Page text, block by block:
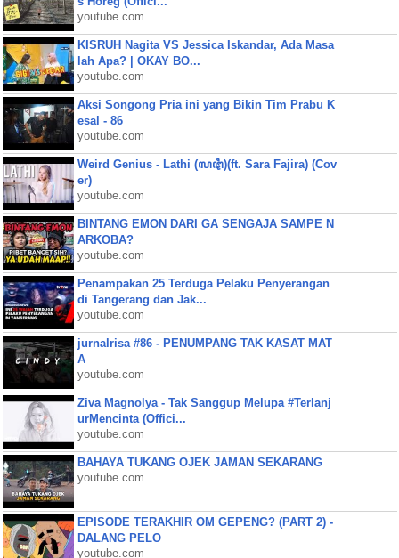
youtube.com
KISRUH Nagita VS Jessica Iskandar, Ada Masa
lah Apa? | OKAY BO...
youtube.com
Aksi Songong Pria ini yang Bikin Tim Prabu K
esal - 86
youtube.com
Weird Genius - Lathi (ꦭꦛꦶ)(ft. Sara Fajira) (Cov
er)
youtube.com
BINTANG EMON DARI GA SENGAJA SAMPE N
ARKOBA?
youtube.com
Penampakan 25 Terduga Pelaku Penyerangan
di Tangerang dan Jak...
youtube.com
jurnalrisa #86 - PENUMPANG TAK KASAT MAT
A
youtube.com
Ziva Magnolya - Tak Sanggup Melupa #Terlanj
urMencinta (Offici...
youtube.com
BAHAYA TUKANG OJEK JAMAN SEKARANG
youtube.com
EPISODE TERAKHIR OM GEPENG? (PART 2) -
DALANG PELO
youtube.com